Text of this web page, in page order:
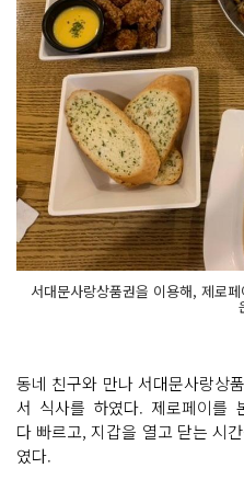
서대문사랑상품권을 이용해, 제로
동네 친구와 만나 서대문사랑상
서 식사를 하였다. 제로페이를
다 빠르고, 지갑을 열고 닫는 시
였다.